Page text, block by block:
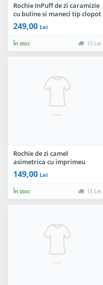
Rochie InPuff de zi caramizie
cu buline si maneci tip clopot
249,00 Lei
În stoc 15 Lei
Rochie de zi camel
asimetrica cu imprimeu
floral si volan la terminatie
149,00 Lei
În stoc 15 Lei